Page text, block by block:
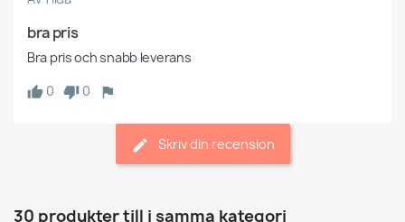
bra pris
Bra pris och snabb leverans
0
0
Skriv din recension
30 produkter till i samma kategori